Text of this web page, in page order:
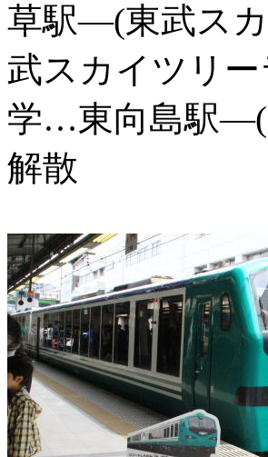
草駅―(東武ス
武スカイツリ
学…東向島駅―(
解散